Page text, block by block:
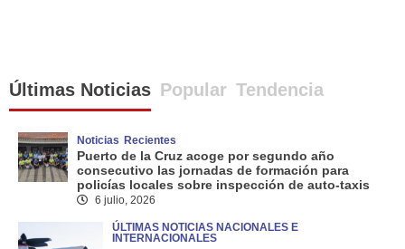
Últimas Noticias Popular Tendencia
Noticias Recientes
Puerto de la Cruz acoge por segundo año
consecutivo las jornadas de formación para
policías locales sobre inspección de auto-taxis
6 julio, 2026
ÚLTIMAS NOTICIAS NACIONALES E
INTERNACIONALES